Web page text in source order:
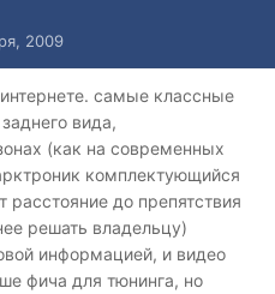
2009
самые классные
вида,
(как на современных
комплектующийся
до препятствия
решать владельцу)
информацией, и видео
фича для тюнинга, но